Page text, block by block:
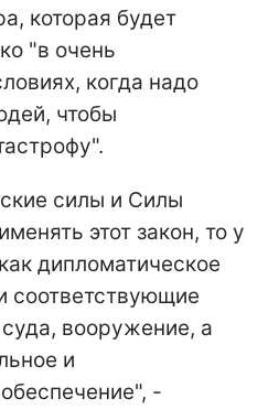
которая будет
"в очень
когда надо
чтобы
силы и Силы
этот закон, то у
дипломатическое
соответствующие
вооружение, а
и
-